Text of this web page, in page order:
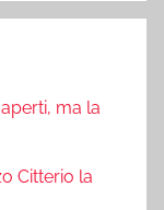
ma la
Citterio la